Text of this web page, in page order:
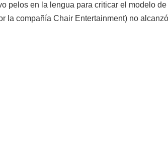
pelos en la lengua para criticar el modelo
la compañía Chair Entertainment) no